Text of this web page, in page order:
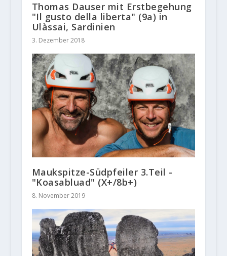
Thomas Dauser mit Erstbegehung
"Il gusto della liberta" (9a) in
Ulàssai, Sardinien
3. Dezember 2018
Maukspitze-Südpfeiler 3.Teil -
"Koasabluad" (X+/8b+)
8. November 2019